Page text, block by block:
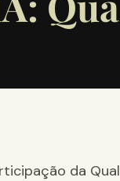
da